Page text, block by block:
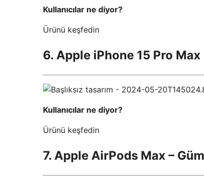
Kullanıcılar ne diyor?
Ürünü keşfedin
6. Apple iPhone 15 Pro
Kullanıcılar ne diyor?
Ürünü keşfedin
7. Apple AirPods Max –